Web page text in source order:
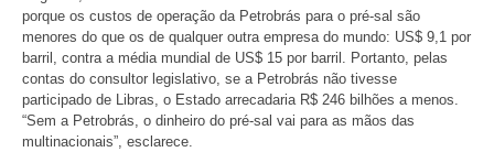
porque os custos de operação da Petrobrás para o pré-sal são
menores do que os de qualquer outra empresa do mundo: US$ 9,1 por
barril, contra a média mundial de US$ 15 por barril. Portanto, pelas
contas do consultor legislativo, se a Petrobrás não tivesse
participado de Libras, o Estado arrecadaria R$ 246 bilhões a menos.
“Sem a Petrobrás, o dinheiro do pré-sal vai para as mãos das
multinacionais”, esclarece.